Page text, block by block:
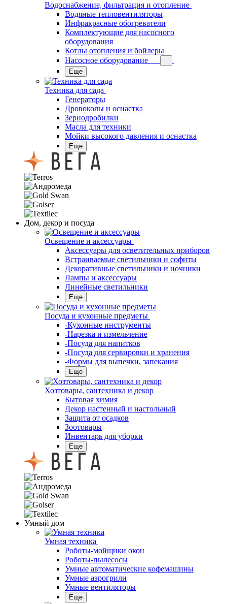
Водоснабжение, фильтрация и отопление
Водяные тепловентиляторы
Инфракрасные обогреватели
Комплектующие для насосного
оборудования
Котлы отопления и бойлеры
Насосное оборудование
Еще
Техника для сада
Генераторы
Дровоколы и оснастка
Зернодробилки
Масла для техники
Мойки высокого давления и оснастка
Еще
Дом, декор и посуда
Освещение и аксессуары
Аксессуары для осветительных приборов
Встраиваемые светильники и софиты
Декоративные светильники и ночники
Лампы и аксессуары
Линейные светильники
Еще
Посуда и кухонные предметы
-Кухонные инструменты
-Нарезка и измельчение
-Посуда для напитков
-Посуда для сервировки и хранения
-Формы для выпечки, запекания
Еще
Хозтовары, сантехника и декор
Бытовая химия
Декор настенный и настольный
Защита от осадков
Зоотовары
Инвентарь для уборки
Еще
Умный дом
Умная техника
Роботы-мойщики окон
Роботы-пылесосы
Умные автоматические кофемашины
Умные аэрогрили
Умные вентиляторы
Еще